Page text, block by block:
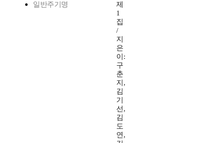
일반주기명
제
1
집
/
지
은
이:
구
춘
지,
김
기
선,
김
도
연,